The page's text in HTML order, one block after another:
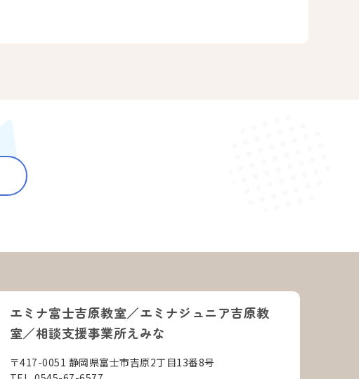
エミナ富士吉原教室／エミナジュニア吉原教
室／相談支援事業所えみな
〒417-0051 静岡県富士市吉原2丁目13番8号